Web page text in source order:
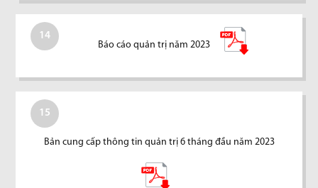
14
Báo cáo quản trị năm 2023
15
Bản cung cấp thông tin quản trị 6 tháng đầu năm 2023